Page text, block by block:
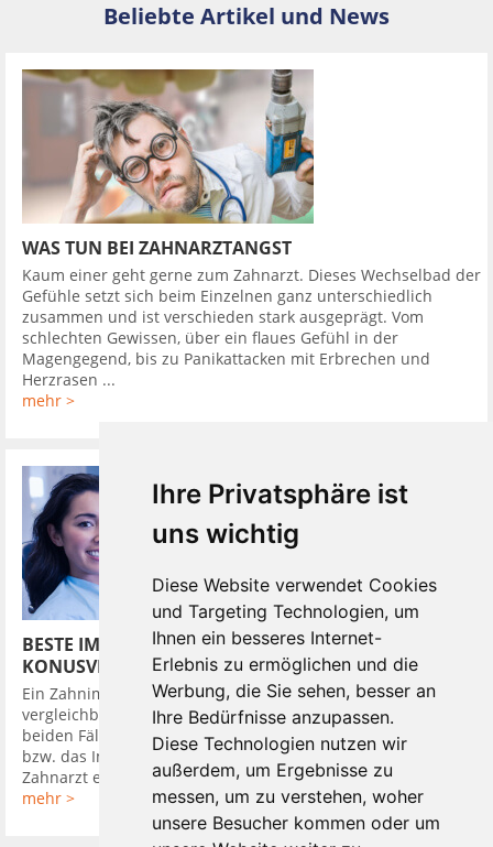
Ihre Privatsphäre ist
uns wichtig
Diese Website verwendet Cookies
und Targeting Technologien, um
Ihnen ein besseres Internet-
Erlebnis zu ermöglichen und die
Werbung, die Sie sehen, besser an
Ihre Bedürfnisse anzupassen.
Diese Technologien nutzen wir
außerdem, um Ergebnisse zu
messen, um zu verstehen, woher
unsere Besucher kommen oder um
Beliebte Artikel und News
WAS TUN BEI ZAHNARZTANGST
Kaum einer geht gerne zum Zahnarzt. Dieses Wechselbad der
Gefühle setzt sich beim Einzelnen ganz unterschiedlich
zusammen und ist verschieden stark ausgeprägt. Vom
schlechten Gewissen, über ein flaues Gefühl in der
Magengegend, bis zu Panikattacken mit Erbrechen und
Herzrasen ...
mehr >
BESTE IMPLANTATSYSTEME HABEN
KONUSVERBINDUNG
Ein Zahnimplantat in den Kieferknochen zu setzen, ist
vergleichbar mit dem Eindrehen eines Dübels in die Wand. In
beiden Fällen wird zuerst ein Loch gebohrt, in das der Dübel,
bzw. das Implantat bündig eingebracht wird. Darauf setzt der
Zahnarzt ein Provisorium, um ...
mehr >